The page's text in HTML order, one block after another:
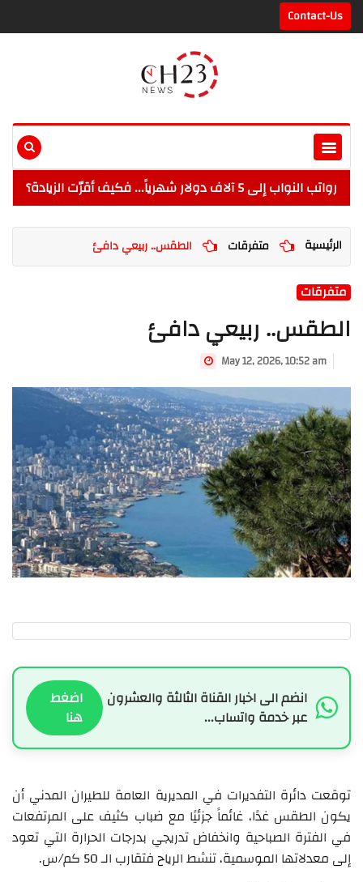
Contact-Us
رواتب النواب إلى 5 آلاف دولار شهرياً... فكيف أقرّت الزيادة؟
الرئيسية متفرقات الطقس.. ربيعي دافئ
متفرقات
الطقس.. ربيعي دافئ
May 12, 2026, 10:52 am
انضم الى اخبار القناة الثالثة والعشرون
عبر خدمة واتساب...
اضغط
هنا
توقعت دائرة التفديرات في المديرية العامة للطيران المدني أن
يكون الطقس غدًا، غائماً جزئيًا مع ضباب كثيف على المرتفعات
في الفترة الصباحية وانخفاض تدريجي بدرجات الحرارة التي تعود
إلى معدلاتها الموسمية، تنشط الرياح فتقارب الـ 50 كم/س.